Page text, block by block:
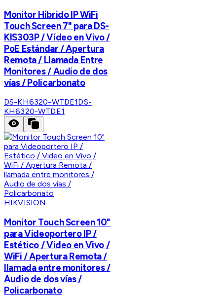
Monitor Hibrido IP WiFi
Touch Screen 7" para DS-
KIS303P / Vídeo en Vivo /
PoE Estándar / Apertura
Remota / Llamada Entre
Monitores / Audio de dos
vías / Policarbonato
DS-KH6320-WTDE1DS-
KH6320-WTDE1
HIKVISION
Monitor Touch Screen 10"
para Videoportero IP /
Estético / Video en Vivo /
WiFi / Apertura Remota /
llamada entre monitores /
Audio de dos vías /
Policarbonato